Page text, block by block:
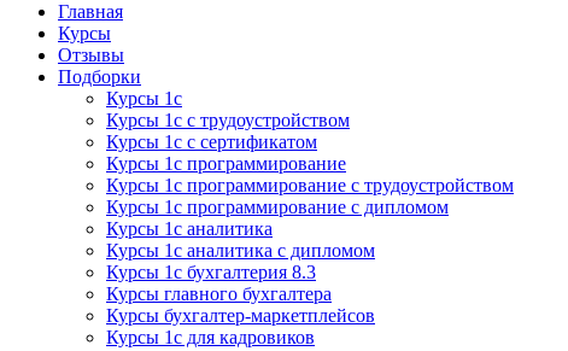
Главная
Курсы
Отзывы
Подборки
Курсы 1с
Курсы 1с с трудоустройством
Курсы 1с с сертификатом
Курсы 1с программирование
Курсы 1с программирование с трудоустройством
Курсы 1с программирование с дипломом
Курсы 1с аналитика
Курсы 1с аналитика с дипломом
Курсы 1с бухгалтерия 8.3
Курсы главного бухгалтера
Курсы бухгалтер-маркетплейсов
Курсы 1с для кадровиков